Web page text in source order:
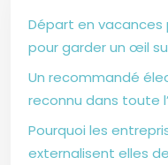
Départ en vacances
pour garder un œil
Un recommandé
reconnu dans toute
Pourquoi les
externalisent elles